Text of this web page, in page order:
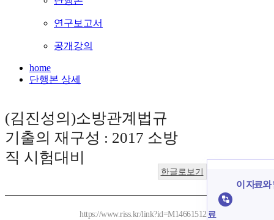
연구보고서
공개강의
home
단행본 상세
(김진성의)소방관계법규
기출의 재구성 : 2017 소방
직 시험대비
한글로보기
https://www.riss.kr/link?id=M14661512
이 자료와
료